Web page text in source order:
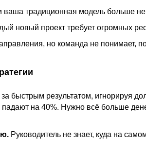
ваша традиционная модель больше не
новый проект требует огромных
но команда не понимает,
за быстрым результатом, игнорируя
на 40%. Нужно всё больше
Руководитель не знает, куда на